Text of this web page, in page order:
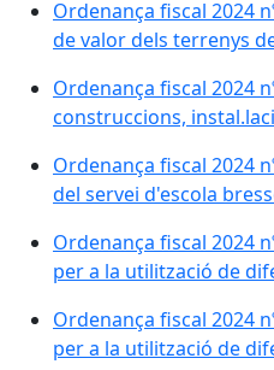
Ordenança fiscal 2024
de valor dels terrenys
Ordenança fiscal 2024
construccions,
Ordenança fiscal 2024
del servei d'escola
Ordenança fiscal 2024
per a la utilització de
Ordenança fiscal 2024
per a la utilització de